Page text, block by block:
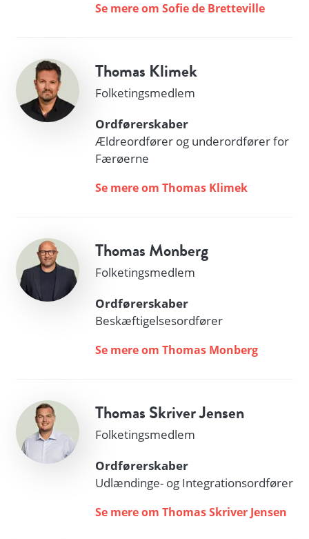
Se mere om Sofie de Bretteville
Thomas Klimek
Folketingsmedlem
Ordførerskaber
Ældreordfører og underordfører for
Færøerne
Se mere om Thomas Klimek
Thomas Monberg
Folketingsmedlem
Ordførerskaber
Beskæftigelsesordfører
Se mere om Thomas Monberg
Thomas Skriver Jensen
Folketingsmedlem
Ordførerskaber
Udlændinge- og Integrationsordfører
Se mere om Thomas Skriver Jensen